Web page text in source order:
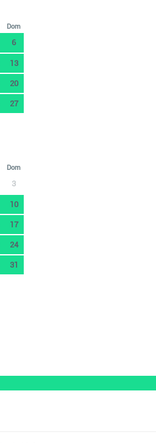
Dom
6
13
20
27
Dom
3
10
17
24
31